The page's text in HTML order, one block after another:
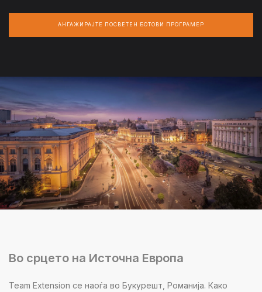
АНГАЖИРАЈТЕ ПОСВЕТЕН БОТОВИ ПРОГРАМЕР
Во срцето на Источна Европа
Team Extension се наоѓа во Букурешт, Романија. Како